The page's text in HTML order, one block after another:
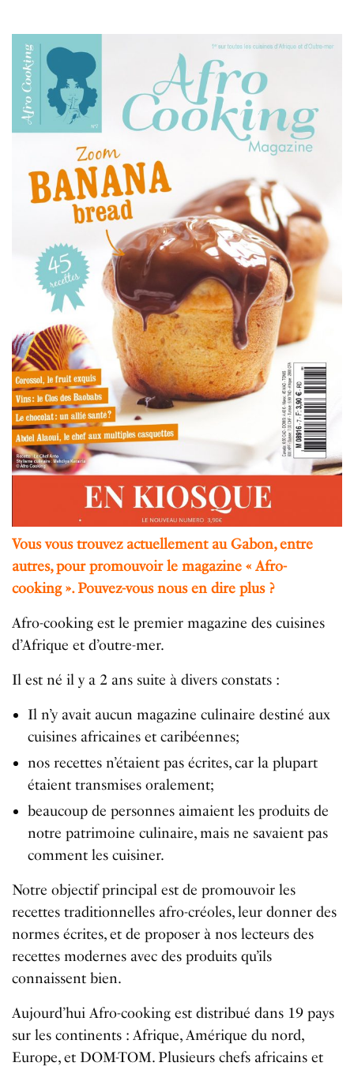
Vous vous trouvez actuellement au Gabon, entre
autres, pour promouvoir le magazine « Afro-
cooking ». Pouvez-vous nous en dire plus ?
Afro-cooking est le premier magazine des cuisines
d’Afrique et d’outre-mer.
Il est né il y a 2 ans suite à divers constats :
Il n’y avait aucun magazine culinaire destiné aux
cuisines africaines et caribéennes;
nos recettes n’étaient pas écrites, car la plupart
étaient transmises oralement;
beaucoup de personnes aimaient les produits de
notre patrimoine culinaire, mais ne savaient pas
comment les cuisiner.
Notre objectif principal est de promouvoir les
recettes traditionnelles afro-créoles, leur donner des
normes écrites, et de proposer à nos lecteurs des
recettes modernes avec des produits qu’ils
connaissent bien.
Aujourd’hui Afro-cooking est distribué dans 19 pays
sur les continents : Afrique, Amérique du nord,
Europe, et DOM-TOM. Plusieurs chefs africains et